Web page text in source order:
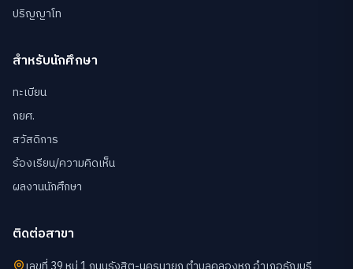
ปริญญาโท
สำหรับนักศึกษา
ทะเบียน
กยศ.
สวัสดิการ
ร้องเรียน/ความคิดเห็น
ผลงานนักศึกษา
ติดต่อสาขา